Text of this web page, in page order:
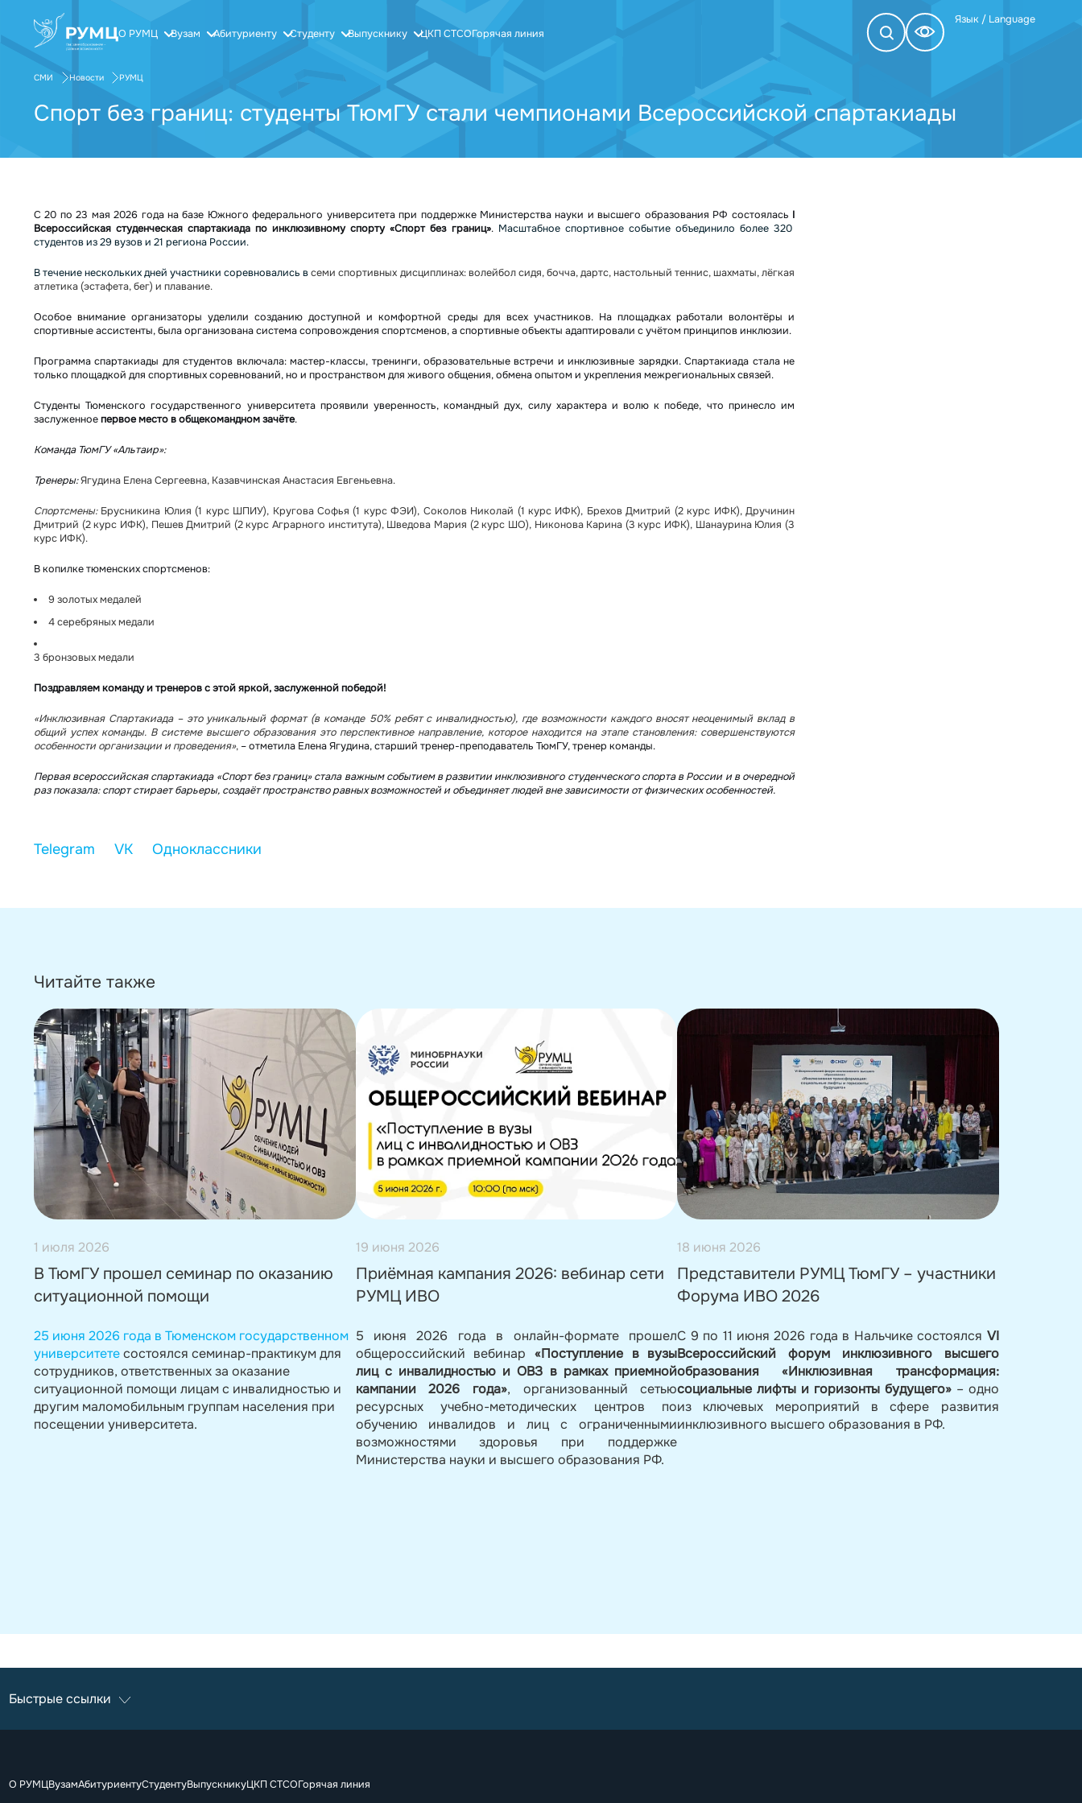
О РУМЦ Вузам Абитуриенту Студенту Выпускнику ЦКП СТСОГорячая линия
Язык / Language
СМИ Новости РУМЦ
Спорт без границ: студенты ТюмГУ стали чемпионами Всероссийской спартакиады
С 20 по 23 мая 2026 года на базе Южного федерального университета при поддержке Министерства науки и высшего образования РФ состоялась I
Всероссийская студенческая спартакиада по инклюзивному спорту «Спорт без границ». Масштабное спортивное событие объединило более 320
студентов из 29 вузов и 21 региона России.
В течение нескольких дней участники соревновались всеми спортивных дисциплинах: волейбол сидя, бочча, дартс, настольный теннис, шахматы, лёгкая
атлетика (эстафета, бег) и плавание.
Особое внимание организаторы уделили созданию доступной и комфортной среды для всех участников. На площадках работали волонтёры и
спортивные ассистенты, была организована система сопровождения спортсменов, а спортивные объекты адаптировали с учётом принципов инклюзии.
Программа спартакиады для студентов включала: мастер-классы, тренинги, образовательные встречи и инклюзивные зарядки. Спартакиада стала не
только площадкой для спортивных соревнований, но и пространством для живого общения, обмена опытом и укрепления межрегиональных связей.
Студенты Тюменского государственного университета проявили уверенность, командный дух, силу характера и волю к победе, что принесло им
заслуженноепервое место в общекомандном зачёте.
Команда ТюмГУ «Альтаир»:
Тренеры:Ягудина Елена Сергеевна, Казавчинская Анастасия Евгеньевна.
Спортсмены: Брусникина Юлия (1 курс ШПИУ), Кругова Софья (1 курс ФЭИ), Соколов Николай (1 курс ИФК), Брехов Дмитрий (2 курс ИФК), Дручинин
Дмитрий (2 курс ИФК), Пешев Дмитрий (2 курс Аграрного института), Шведова Мария (2 курс ШО), Никонова Карина (3 курс ИФК), Шанаурина Юлия (3
курс ИФК).
В копилке тюменских спортсменов:
9 золотых медалей
4 серебряных медали
3 бронзовых медали
Поздравляем команду и тренеров с этой яркой, заслуженной победой!
«Инклюзивная Спартакиада – это уникальный формат (в команде 50% ребят с инвалидностью), где возможности каждого вносят неоценимый вклад в
общий успех команды. В системе высшего образования это перспективное направление, которое находится на этапе становления: совершенствуются
особенности организации и проведения», – отметила Елена Ягудина, старший тренер-преподаватель ТюмГУ, тренер команды.
Первая всероссийская спартакиада «Спорт без границ» стала важным событием в развитии инклюзивного студенческого спорта в России и в очередной
раз показала: спорт стирает барьеры, создаёт пространство равных возможностей и объединяет людей вне зависимости от физических особенностей.
Читайте также
1 июля 2026
В ТюмГУ прошел семинар по оказанию
ситуационной помощи
25 июня 2026 года в Тюменском государственном
университетесостоялся семинар-практикум для
сотрудников, ответственных за оказание
ситуационной помощи лицам с инвалидностью и
другим маломобильным группам населения при
посещении университета.
19 июня 2026
Приёмная кампания 2026: вебинар сети
РУМЦ ИВО
5 июня 2026 года в онлайн-формате прошел
общероссийский вебинар «Поступление в вузы
лиц с инвалидностью и ОВЗ в рамках приемной
кампании 2026 года», организованный сетью
ресурсных учебно-методических центров по
обучению инвалидов и лиц с ограниченными
возможностями здоровья при поддержке
Министерства науки и высшего образования РФ.
18 июня 2026
Представители РУМЦ ТюмГУ – участники
Форума ИВО 2026
С 9 по 11 июня 2026 года в Нальчике состоялся VI
Всероссийский форум инклюзивного высшего
образования «Инклюзивная трансформация:
социальные лифты и горизонты будущего»– одно
из ключевых мероприятий в сфере развития
инклюзивного высшего образования в РФ.
Быстрые ссылки
О РУМЦВузамАбитуриентуСтудентуВыпускникуЦКП СТСОГорячая линия